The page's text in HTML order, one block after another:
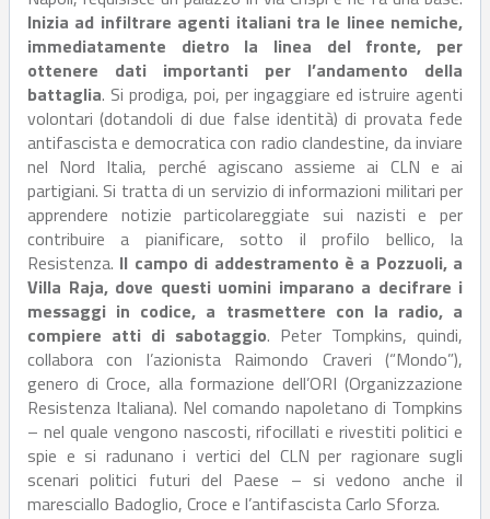
Inizia ad infiltrare agenti italiani tra le linee nemiche,
immediatamente dietro la linea del fronte, per
ottenere dati importanti per l’andamento della
battaglia. Si prodiga, poi, per ingaggiare ed istruire agenti
volontari (dotandoli di due false identità) di provata fede
antifascista e democratica con radio clandestine, da inviare
nel Nord Italia, perché agiscano assieme ai CLN e ai
partigiani. Si tratta di un servizio di informazioni militari per
apprendere notizie particolareggiate sui nazisti e per
contribuire a pianificare, sotto il profilo bellico, la
Resistenza. Il campo di addestramento è a Pozzuoli, a
Villa Raja, dove questi uomini imparano a decifrare i
messaggi in codice, a trasmettere con la radio, a
compiere atti di sabotaggio. Peter Tompkins, quindi,
collabora con l’azionista Raimondo Craveri (“Mondo”),
genero di Croce, alla formazione dell’ORI (Organizzazione
Resistenza Italiana). Nel comando napoletano di Tompkins
– nel quale vengono nascosti, rifocillati e rivestiti politici e
spie e si radunano i vertici del CLN per ragionare sugli
scenari politici futuri del Paese – si vedono anche il
maresciallo Badoglio, Croce e l’antifascista Carlo Sforza.